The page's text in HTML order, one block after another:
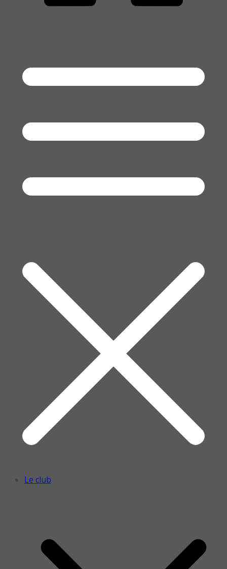
Le club